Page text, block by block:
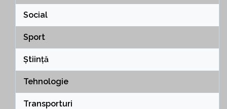
Social
Sport
Știință
Tehnologie
Transporturi